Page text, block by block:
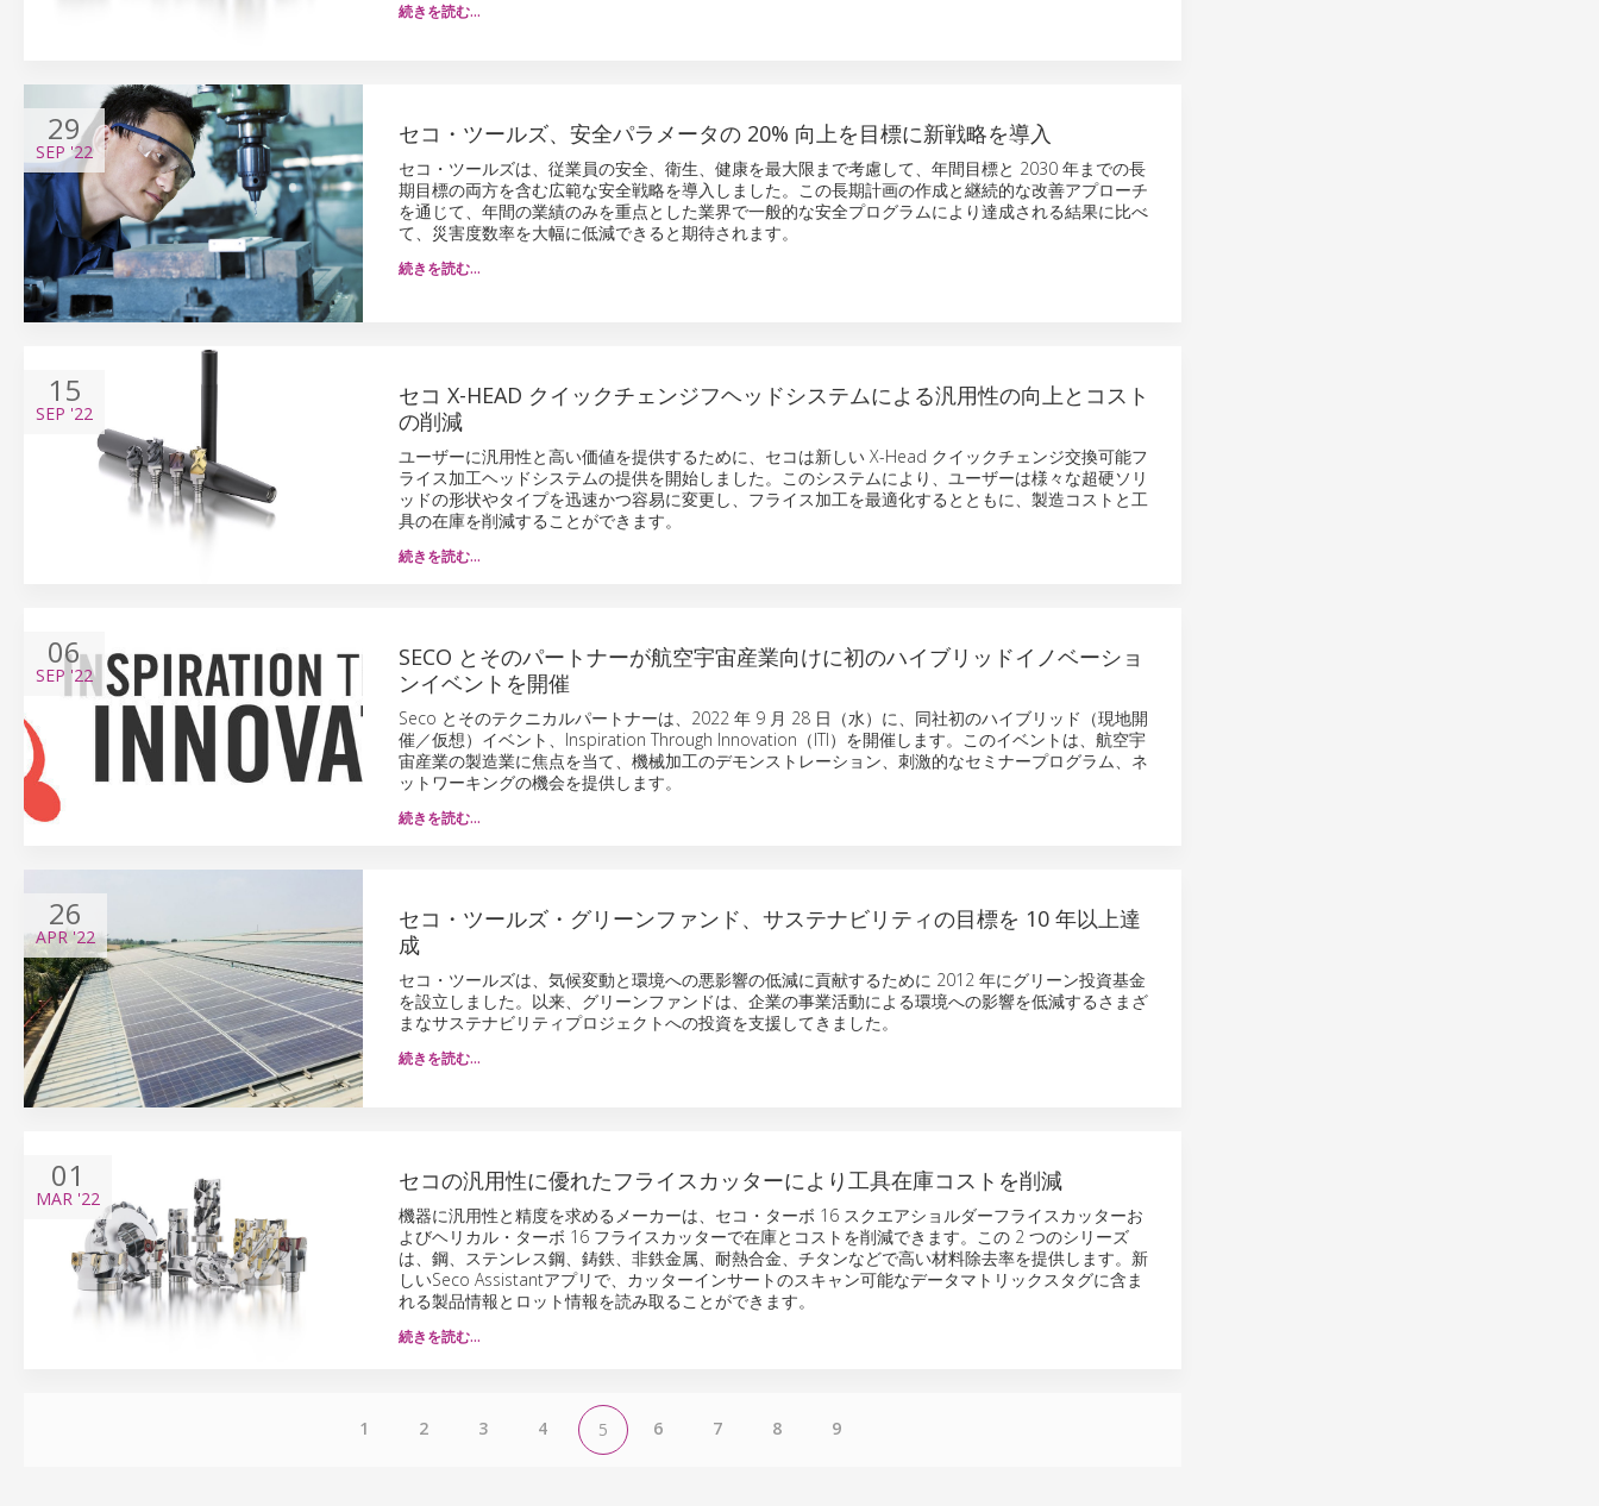
続きを読む…
29
SEP '22
セコ・ツールズ、安全パラメータの 20% 向上を目標に新戦略を導入
セコ・ツールズは、従業員の安全、衛生、健康を最大限まで考慮して、年間目標と 2030 年までの長
期目標の両方を含む広範な安全戦略を導入しました。この長期計画の作成と継続的な改善アプローチ
を通じて、年間の業績のみを重点とした業界で一般的な安全プログラムにより達成される結果に比べ
て、災害度数率を大幅に低減できると期待されます。
続きを読む…
15
SEP '22
セコ X-HEAD クイックチェンジフヘッドシステムによる汎用性の向上とコスト
の削減
ユーザーに汎用性と高い価値を提供するために、セコは新しい X-Head クイックチェンジ交換可能フ
ライス加工ヘッドシステムの提供を開始しました。このシステムにより、ユーザーは様々な超硬ソリ
ッドの形状やタイプを迅速かつ容易に変更し、フライス加工を最適化するとともに、製造コストと工
具の在庫を削減することができます。
続きを読む…
06
SEP '22
SECO とそのパートナーが航空宇宙産業向けに初のハイブリッドイノベーショ
ンイベントを開催
Seco とそのテクニカルパートナーは、2022 年 9 月 28 日（水）に、同社初のハイブリッド（現地開
催／仮想）イベント、Inspiration Through Innovation（ITI）を開催します。このイベントは、航空宇
宙産業の製造業に焦点を当て、機械加工のデモンストレーション、刺激的なセミナープログラム、ネ
ットワーキングの機会を提供します。
続きを読む…
26
APR'22
セコ・ツールズ・グリーンファンド、サステナビリティの目標を 10 年以上達
成
セコ・ツールズは、気候変動と環境への悪影響の低減に貢献するために 2012 年にグリーン投資基金
を設立しました。以来、グリーンファンドは、企業の事業活動による環境への影響を低減するさまざ
まなサステナビリティプロジェクトへの投資を支援してきました。
続きを読む…
01
MAR '22
セコの汎用性に優れたフライスカッターにより工具在庫コストを削減
機器に汎用性と精度を求めるメーカーは、セコ・ターボ 16 スクエアショルダーフライスカッターお
よびヘリカル・ターボ 16 フライスカッターで在庫とコストを削減できます。この 2 つのシリーズ
は、鋼、ステンレス鋼、鋳鉄、非鉄金属、耐熱合金、チタンなどで高い材料除去率を提供します。新
しいSeco Assistantアプリで、カッターインサートのスキャン可能なデータマトリックスタグに含ま
れる製品情報とロット情報を読み取ることができます。
続きを読む…
1 2 3 4 5 6 7 8 9